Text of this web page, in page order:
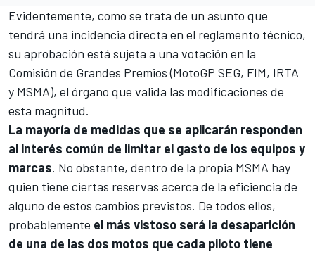
Evidentemente, como se trata de un asunto que
tendrá una incidencia directa en el reglamento técnico,
su aprobación está sujeta a una votación en la
Comisión de Grandes Premios (MotoGP SEG, FIM, IRTA
y MSMA), el órgano que valida las modificaciones de
esta magnitud.
La mayoría de medidas que se aplicarán responden
al interés común de limitar el gasto de los equipos y
marcas. No obstante, dentro de la propia MSMA hay
quien tiene ciertas reservas acerca de la eficiencia de
alguno de estos cambios previstos. De todos ellos,
probablemente el más vistoso será la desaparición
de una de las dos motos que cada piloto tiene